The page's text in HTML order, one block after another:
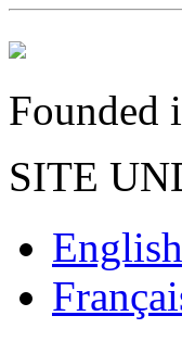
Founded
SITE
English